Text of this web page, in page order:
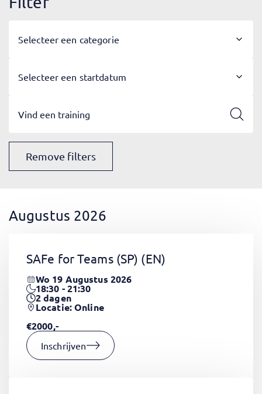
Selecteer een categorie
Selecteer een startdatum
Remove filters
Augustus 2026
SAFe for Teams (SP) (EN)
Wo 19 Augustus 2026
18:30 - 21:30
2dagen
Locatie: Online
€2000,-
Inschrijven